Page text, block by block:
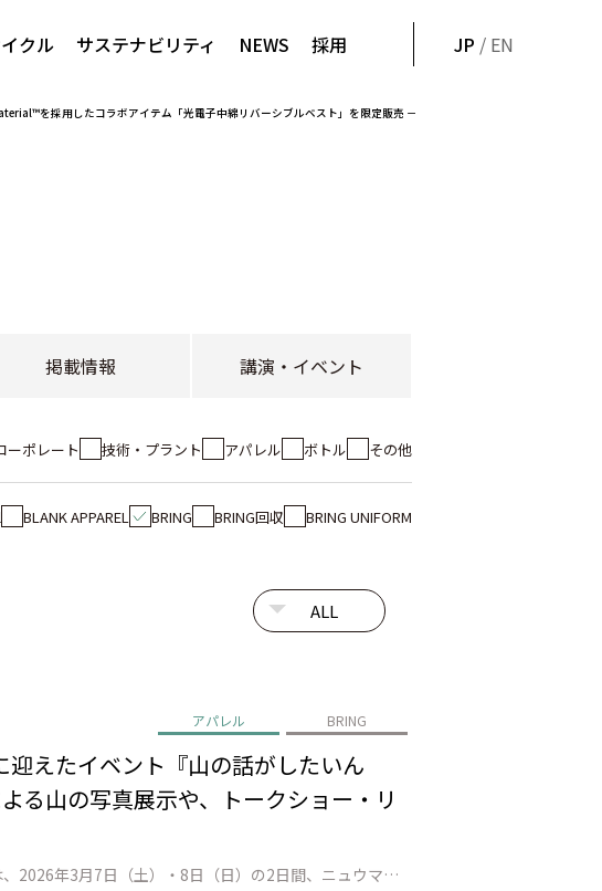
クル サステナビリティ NEWS 採用 JP / EN
を採用したコラボアイテム「光電子中綿リバーシブルベスト」を限定販売 －
掲載情報 講演・イベント
ーポレート 技術・プラント アパレル ボトル その他
BLANK APPAREL BRING BRING回収 BRING UNIFORM
アパレル BRING
えたイベント『山の話がしたいん
る山の写真展示や、トークショー・リ
株式会社JEPLAN（代表取締役 執行役員社長：髙尾 正樹、以下「JEPLAN」）が運営するBRING™は、2026年3月7日（土）・8日（日）の2日間、ニュウマン高輪店にて、”登山女子”として活躍する人気インフルエンサーのMihoさんとAYANENさんを臨時店長に迎え、トークショーやリペアカフェを通じて、山の魅力や楽…